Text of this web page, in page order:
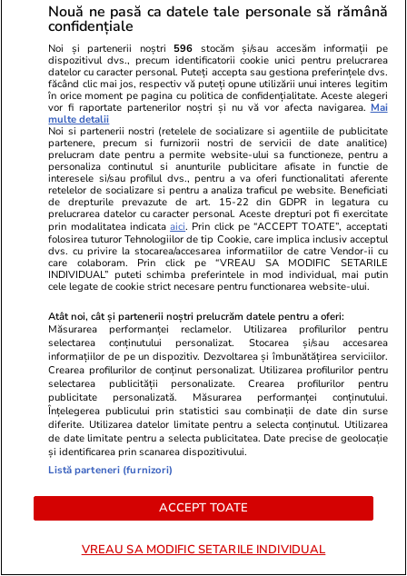
Horoscop 22 iul.
Horoscop 23 iulie 2026. Săgetătorii, astăzi vor
învăța ceva despre muncă, despre starea de
sănătate și stilul lor de viață
Bani și Afaceri 22 iul.
Scăderea deficitului bugetar arată că măsurile
lui Bolojan funcționează, dar suntem doar la
jumătatea drumului, arată economiștii. „Dacă
creditorii se supără, îți închid lumina în trei
săptămâni”
Bani și Afaceri 22 iul.
Peste 100 de pensionari români au dispărut în
fiecare zi, în primele 6 luni ale anului 2026.
Topul celor mai afectate județe
Auto
Amendă de 350 de euro și 30 de zile fără
permis pentru șoferii care își lasă mașinile la
ralanti dacă staționează în tunelurile din
Nouă ne pasă ca datele tale personale să rămână
confidențiale
Noi și partenerii noștri 596 stocăm și/sau accesăm informații pe
dispozitivul dvs., precum identificatorii cookie unici pentru prelucrarea
datelor cu caracter personal. Puteți accepta sau gestiona preferințele dvs.
făcând clic mai jos, respectiv vă puteți opune utilizării unui interes legitim
în orice moment pe pagina cu politica de confidențialitate. Aceste alegeri
vor fi raportate partenerilor noștri și nu vă vor afecta navigarea. Mai
multe detalii
Noi si partenerii nostri (retelele de socializare si agentiile de publicitate
partenere, precum si furnizorii nostri de servicii de date analitice)
prelucram date pentru a permite website-ului sa functioneze, pentru a
personaliza continutul si anunturile publicitare afisate in functie de
interesele si/sau profilul dvs., pentru a va oferi functionalitati aferente
retelelor de socializare si pentru a analiza traficul pe website. Beneficiati
de drepturile prevazute de art. 15-22 din GDPR in legatura cu
prelucrarea datelor cu caracter personal. Aceste drepturi pot fi exercitate
prin modalitatea indicataaici. Prin click pe “ACCEPT TOATE”, acceptati
folosirea tuturor Tehnologiilor de tip Cookie, care implica inclusiv acceptul
dvs. cu privire la stocarea/accesarea informatiilor de catre Vendor-ii cu
care colaboram. Prin click pe “VREAU SA MODIFIC SETARILE
INDIVIDUAL” puteti schimba preferintele in mod individual, mai putin
cele legate de cookie strict necesare pentru functionarea website-ului.
Atât noi, cât și partenerii noștri prelucrăm datele pentru a oferi:
Măsurarea performanței reclamelor. Utilizarea profilurilor pentru
selectarea conținutului personalizat. Stocarea și/sau accesarea
informațiilor de pe un dispozitiv. Dezvoltarea și îmbunătățirea serviciilor.
Crearea profilurilor de conținut personalizat. Utilizarea profilurilor pentru
selectarea publicității personalizate. Crearea profilurilor pentru
publicitate personalizată. Măsurarea performanței conținutului.
Înțelegerea publicului prin statistici sau combinații de date din surse
diferite. Utilizarea datelor limitate pentru a selecta conținutul. Utilizarea
de date limitate pentru a selecta publicitatea. Date precise de geolocație
și identificarea prin scanarea dispozitivului.
Listă parteneri (furnizori)
ACCEPT TOATE
VREAU SA MODIFIC SETARILE INDIVIDUAL